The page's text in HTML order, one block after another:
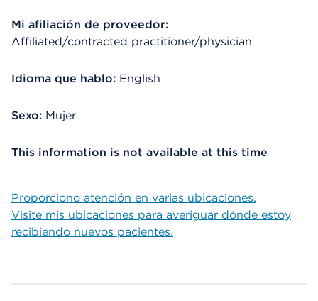
Mi afiliación de proveedor:
Affiliated/contracted practitioner/physician
Idioma que hablo: English
Sexo: Mujer
This information is not available at this time
Proporciono atención en varias ubicaciones.
Visite mis ubicaciones para averiguar dónde estoy
recibiendo nuevos pacientes.